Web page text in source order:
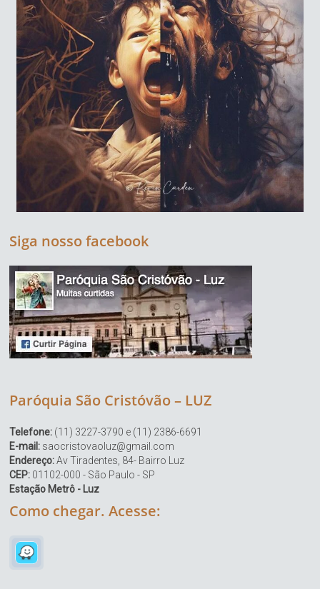
Siga nosso facebook
Paróquia São Cristóvão – LUZ
Telefone: (11) 3227-3790 e (11) 2386-6691
E-mail: saocristovaoluz@gmail.com
Endereço:Av Tiradentes, 84- Bairro Luz
CEP: 01102-000 - São Paulo - SP
Estação Metrô - Luz
Como chegar. Acesse: